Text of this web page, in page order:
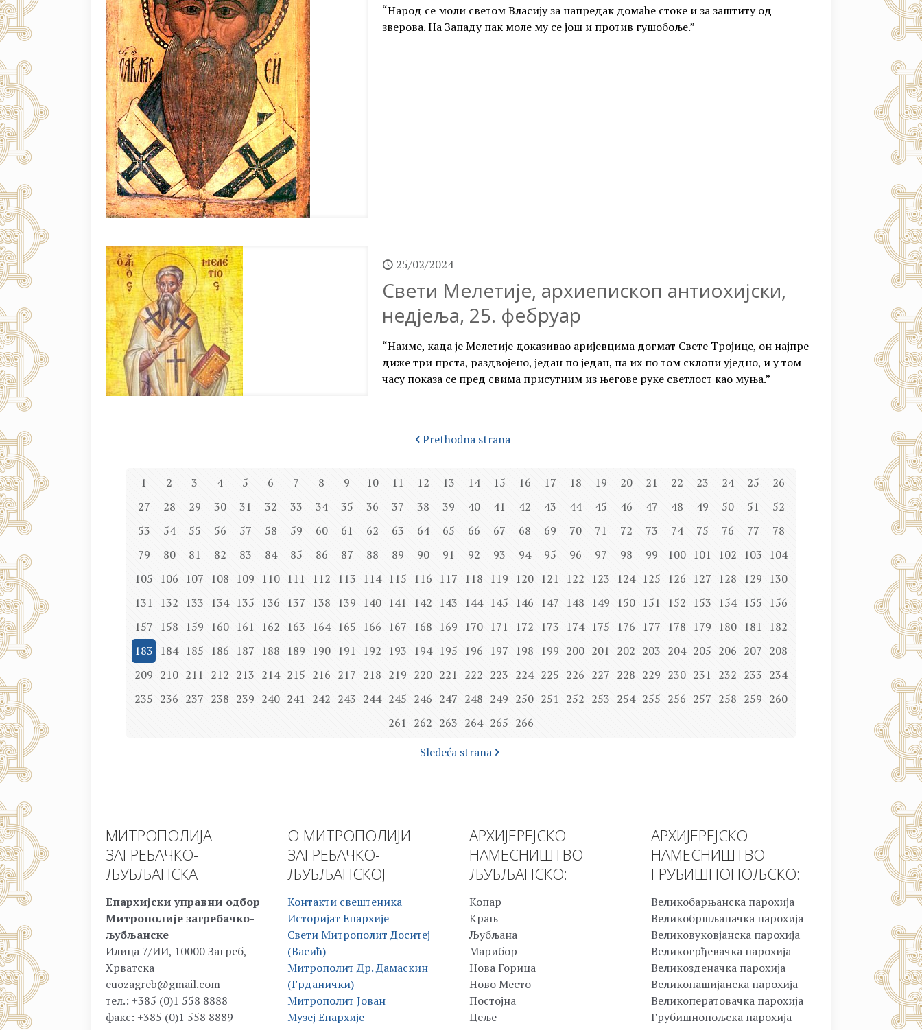
“Народ се моли светом Власију за напредак домаће стоке и за заштиту од
зверова. На Западу пак моле му се још и против гушобоље.”
25/02/2024
Свети Мелетије, архиепископ антиохијски,
недјеља, 25. фебруар
“Наиме, када је Мелетије доказивао аријевцима догмат Свете Тројице, он најпре
диже три прста, раздвојено, један по један, па их по том склопи уједно, и у том
часу показа се пред свима присутним из његове руке светлост као муња.”
Prethodna strana
1 2 3 4 5 6 7 8 9 10 11 12 13 14 15 16 17 18 19 20 21 22 23 24 25
26
27
28 29 30 31 32 33 34 35 36 37 38 39 40 41 42 43 44 45 46 47 48 49 50 51
52
53
54 55 56 57 58 59 60 61 62 63 64 65 66 67 68 69 70 71 72 73 74 75 76 77
78
79
80 81 82 83 84 85 86 87 88 89 90 91 92 93 94 95 96 97 98 99 100 101 102 103 104
105 106 107 108 109 110 111 112 113 114 115 116 117 118 119 120 121 122 123 124 125 126 127 128 129 130
131
132 133 134 135 136 137 138 139 140 141 142 143 144 145 146 147 148 149 150 151 152 153 154 155 156
157 158 159 160 161 162 163 164 165 166 167 168 169 170 171 172 173 174 175 176 177 178 179 180 181
182
183 184 185 186 187 188 189 190 191 192 193 194 195 196 197 198 199 200 201 202 203 204 205 206 207 208
209 210 211 212 213 214 215 216 217 218 219 220 221 222 223 224 225 226 227 228 229 230 231 232 233 234
235 236 237 238 239 240 241 242 243 244 245 246 247 248 249 250 251 252 253 254 255 256 257 258 259 260
261 262 263 264 265 266
Sledeća strana
МИТРОПОЛИЈА
ЗАГРЕБАЧКО-
ЉУБЉАНСКА
Епархијски управни одбор
Митрополије загребачко-
љубљанске
Илица 7/ИИ, 10000 Загреб,
Хрватска
euozagreb@gmail.com
тел.: +385 (0)1 558 8888
факс: +385 (0)1 558 8889
О МИТРОПОЛИЈИ
ЗАГРЕБАЧКО-
ЉУБЉАНСКОЈ
Контакти свештеника
Историјат Епархије
Свети Митрополит Доситеј
(Васић)
Митрополит Др. Дамаскин
(Грданички)
Митрополит Јован
Музеј Епархије
АРХИЈЕРЕЈСКО
НАМЕСНИШТВО
ЉУБЉАНСКО:
Копар
Крањ
Љубљана
Марибор
Нова Горица
Ново Место
Постојна
Цеље
АРХИЈЕРЕЈСКО
НАМЕСНИШТВО
ГРУБИШНОПОЉСКО:
Великобарњанска парохија
Великобршљаначка парохија
Великовуковјанска парохија
Великогрђевачка парохија
Великозденачка парохија
Великопашијанска парохија
Великоператовачка парохија
Грубишнопољска парохија